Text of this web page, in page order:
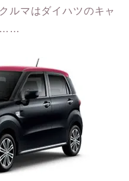
ルマはダイハツのキャ
……